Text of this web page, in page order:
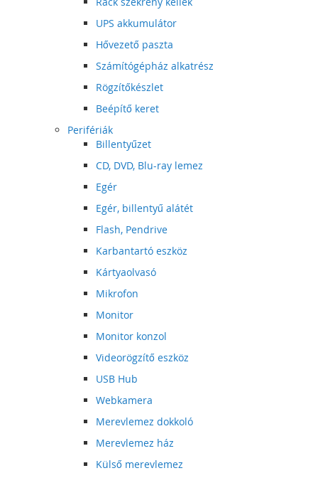
UPS akkumulátor
Hővezető paszta
Számítógépház alkatrész
Rögzítőkészlet
Beépítő keret
Perifériák
Billentyűzet
CD, DVD, Blu-ray lemez
Egér
Egér, billentyű alátét
Flash, Pendrive
Karbantartó eszköz
Kártyaolvasó
Mikrofon
Monitor
Monitor konzol
Videorögzítő eszköz
USB Hub
Webkamera
Merevlemez dokkoló
Merevlemez ház
Külső merevlemez